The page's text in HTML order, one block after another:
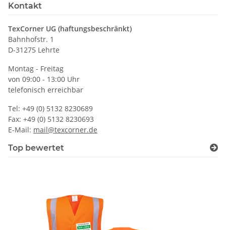
Kontakt
TexCorner UG (haftungsbeschränkt)
Bahnhofstr. 1
D-31275 Lehrte
Montag - Freitag
von 09:00 - 13:00 Uhr
telefonisch erreichbar
Tel: +49 (0) 5132 8230689
Fax: +49 (0) 5132 8230693
E-Mail: mail@texcorner.de
Top bewertet